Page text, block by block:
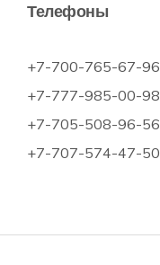
Телефоны
+7-700-765-67-96
+7-777-985-00-98
+7-705-508-96-56
+7-707-574-47-50